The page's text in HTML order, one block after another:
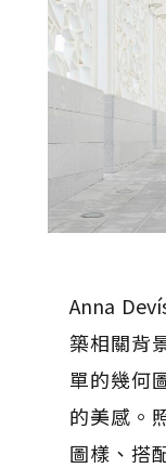
Anna
築相關背
單的幾何
的美感。
圖樣、搭